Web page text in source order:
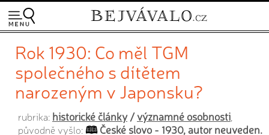
Rok 1930: Co měl TGM
společného s dítětem
narozeným v Japonsku?
rubrika: historické články/významné osobnosti
původně vyšlo:
České slovo - 1930, autor neuveden.